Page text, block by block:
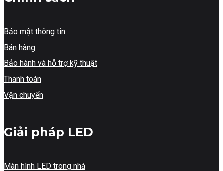
Bảo mật thông tin
Bán hàng
Bảo hành và hỗ trợ kỹ thuật
Thanh toán
Vận chuyển
Giải pháp LED
Màn hình LED trong nhà